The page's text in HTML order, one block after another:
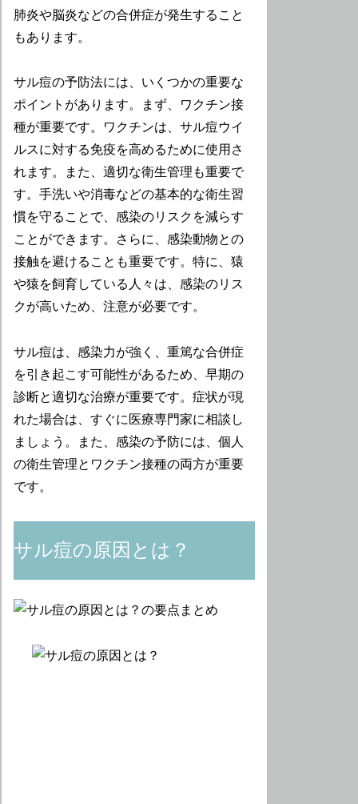
肺炎や脳炎などの合併症が発生すること
もあります。
サル痘の予防法には、いくつかの重要な
ポイントがあります。まず、ワクチン接
種が重要です。ワクチンは、サル痘ウイ
ルスに対する免疫を高めるために使用さ
れます。また、適切な衛生管理も重要で
す。手洗いや消毒などの基本的な衛生習
慣を守ることで、感染のリスクを減らす
ことができます。さらに、感染動物との
接触を避けることも重要です。特に、猿
や猿を飼育している人々は、感染のリス
クが高いため、注意が必要です。
サル痘は、感染力が強く、重篤な合併症
を引き起こす可能性があるため、早期の
診断と適切な治療が重要です。症状が現
れた場合は、すぐに医療専門家に相談し
ましょう。また、感染の予防には、個人
の衛生管理とワクチン接種の両方が重要
です。
サル痘の原因とは？